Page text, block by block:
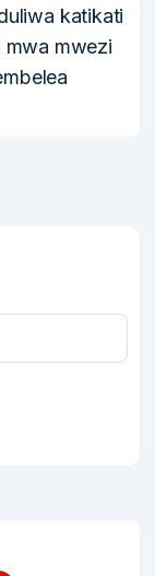
katikati
mwa mwezi